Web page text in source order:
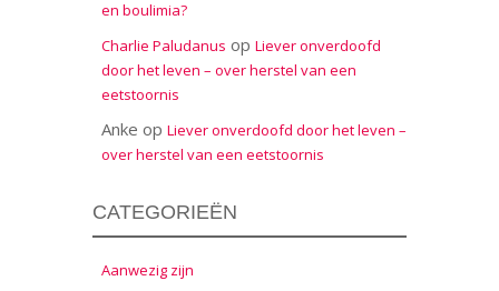
en boulimia?
Charlie Paludanus op Liever onverdoofd
door het leven – over herstel van een
eetstoornis
Anke op Liever onverdoofd door het leven –
over herstel van een eetstoornis
CATEGORIEËN
Aanwezig zijn